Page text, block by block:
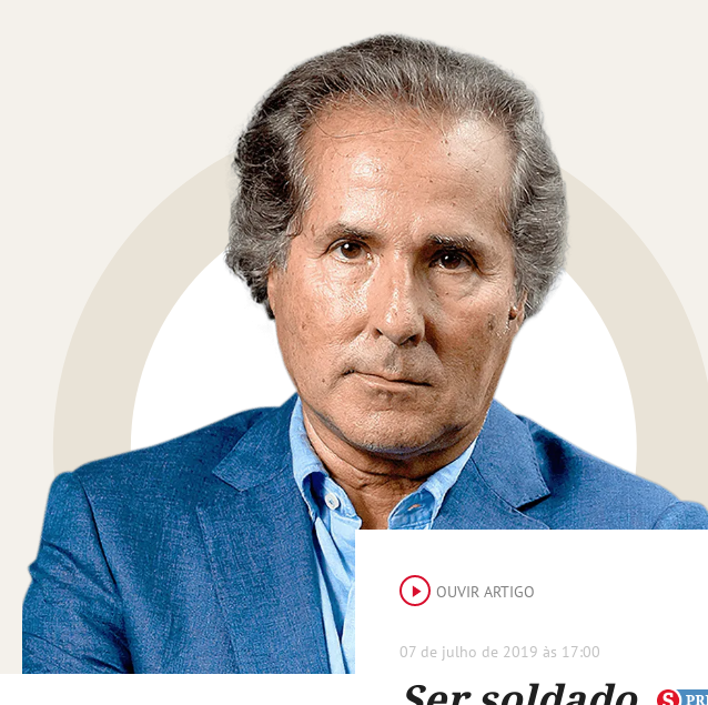
OUVIR ARTIGO
07 de julho de 2019 às 17:00